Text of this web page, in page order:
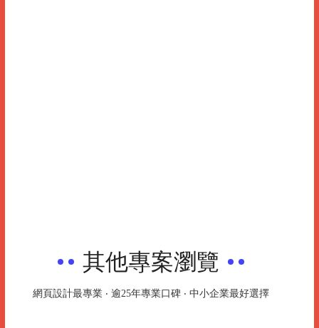
其他專案瀏覽
網頁設計最專業 ‧ 逾25年專業口碑 ‧ 中小企業最好選擇